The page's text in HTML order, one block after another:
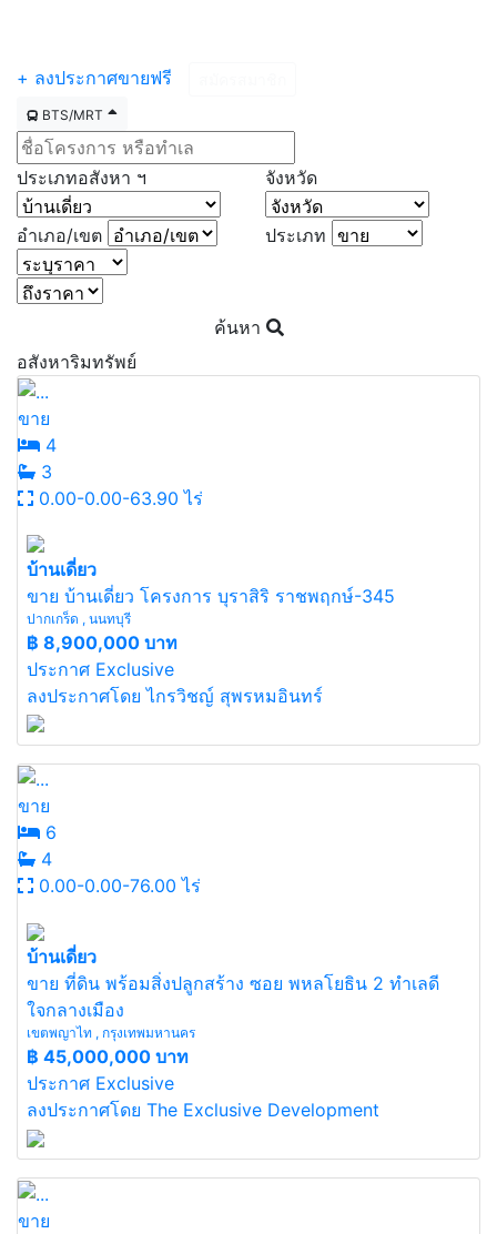
+ ลงประกาศขายฟรี
BTS/MRT
ประเภทอสังหา ฯ จังหวัด
อำเภอ/เขต ประเภท
ค้นหา
อสังหาริมทรัพย์
ขาย
4
3
0.00-0.00-63.90 ไร่
บ้านเดี่ยว
ขาย บ้านเดี่ยว โครงการ บุราสิริ ราชพฤกษ์-345
ปากเกร็ด , นนทบุรี
฿ 8,900,000 บาท
ประกาศ Exclusive
ลงประกาศโดย ไกรวิชญ์ สุพรหมอินทร์
ขาย
6
4
0.00-0.00-76.00 ไร่
บ้านเดี่ยว
ขาย ที่ดิน พร้อมสิ่งปลูกสร้าง ซอย พหลโยธิน 2 ทำเลดี
ใจกลางเมือง
เขตพญาไท , กรุงเทพมหานคร
฿ 45,000,000 บาท
ประกาศ Exclusive
ลงประกาศโดย The Exclusive Development
ขาย